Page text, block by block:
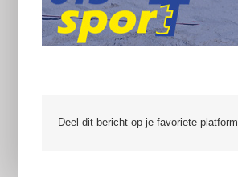
Deel dit bericht op je favoriete platform